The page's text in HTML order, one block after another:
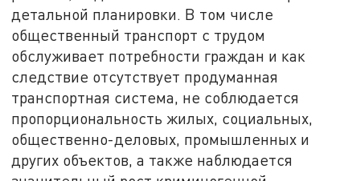
детальной планировки. В том числе
общественный транспорт с трудом
обслуживает потребности граждан и как
следствие отсутствует продуманная
транспортная система, не соблюдается
пропорциональность жилых, социальных,
общественно-деловых, промышленных и
других объектов, а также наблюдается